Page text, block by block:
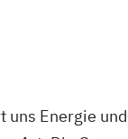
Energie